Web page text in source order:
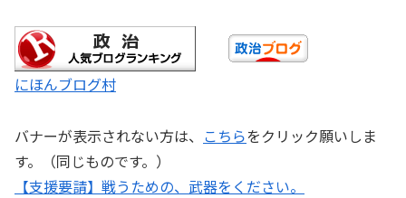
にほんブログ村
バナーが表示されない方は、 こちらをクリック願いしま
す。（同じものです。）
【支援要請】戦うための、武器をください。